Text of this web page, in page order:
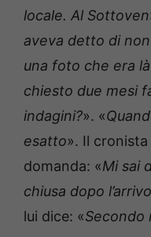
locale. Al
aveva detto di
una foto che era
chiesto due mesi
indagini?». «
esatto». Il cronista
domanda: «Mi sai
chiusa dopo
lui dice: «Secondo